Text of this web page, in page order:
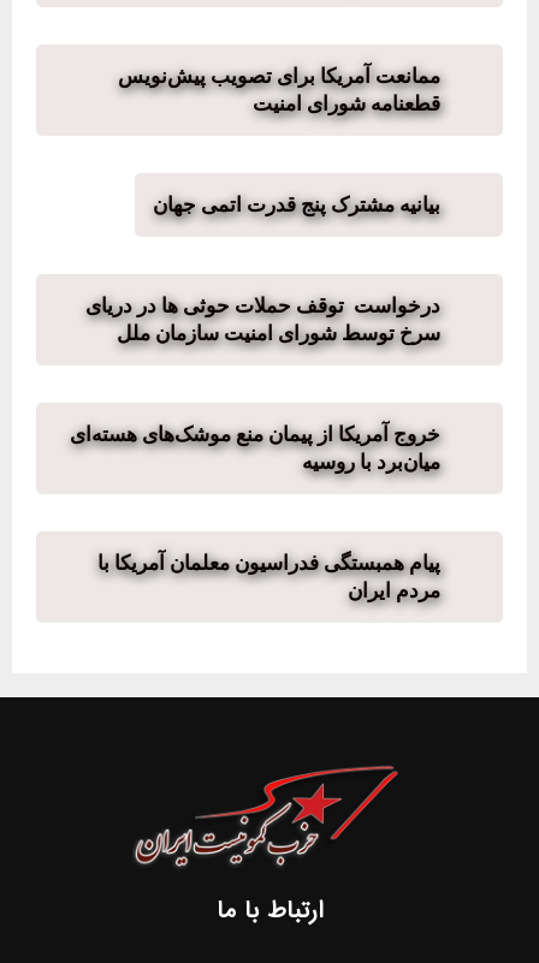
ممانعت آمریکا برای تصویب پیش‌نویس
قطعنامه شورای امنیت
بیانیه مشترک پنج قدرت اتمی جهان
درخواست توقف حملات حوثی ها در دریای
سرخ توسط شورای امنیت سازمان ملل
خروج آمریکا از پیمان منع موشک‌های هسته‌ای
میان‌برد با روسیه
پیام همبستگی فدراسیون معلمان آمریکا با
مردم ایران
ارتباط با ما